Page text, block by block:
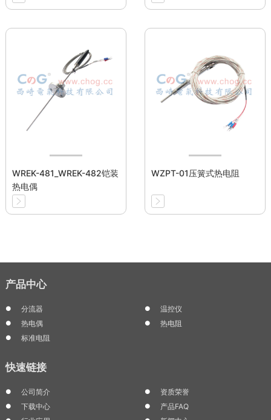
WREK-481_WREK-482铠装
热电偶
WZPT-01压簧式热电阻
产品中心
分流器
温控仪
热电偶
热电阻
标准电阻
快速链接
公司简介
资质荣誉
下载中心
产品FAQ